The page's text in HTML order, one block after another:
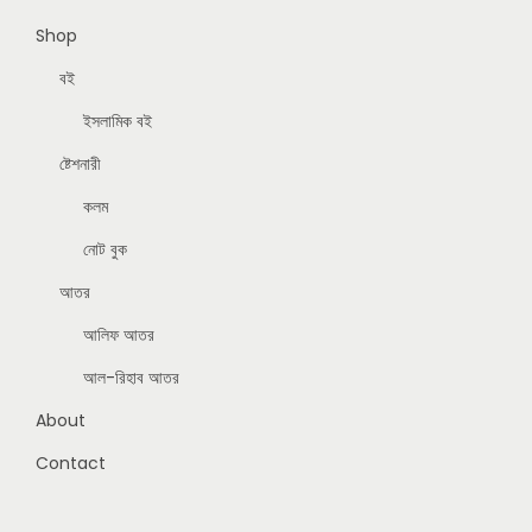
Shop
বই
ইসলামিক বই
ষ্টেশনারী
কলম
নোট বুক
আতর
আলিফ আতর
আল-রিহাব আতর
About
Contact